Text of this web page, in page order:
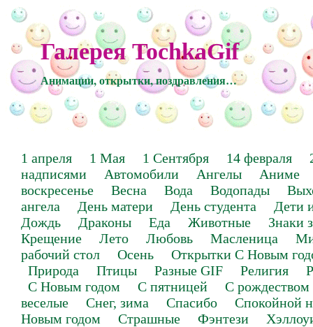
Галерея TochkaGif
Анимации, открытки, поздравления…
1 апреля 1 Мая 1 Сентября 14 февраля
надписями
Автомобили Ангелы
Аниме
воскресенье
Весна Вода Водопады
ангела
День матери День студента
Дети
Дождь
Драконы Еда Животные
Знаки
Крещение
Лето Любовь Масленица
рабочий стол
Осень
Открытки С Новым
Природа
Птицы Разные GIF Религия
С Новым годом
С пятницей
С рождеством
веселые
Снег, зима Спасибо
Спокойной
Новым годом
Страшные Фэнтези